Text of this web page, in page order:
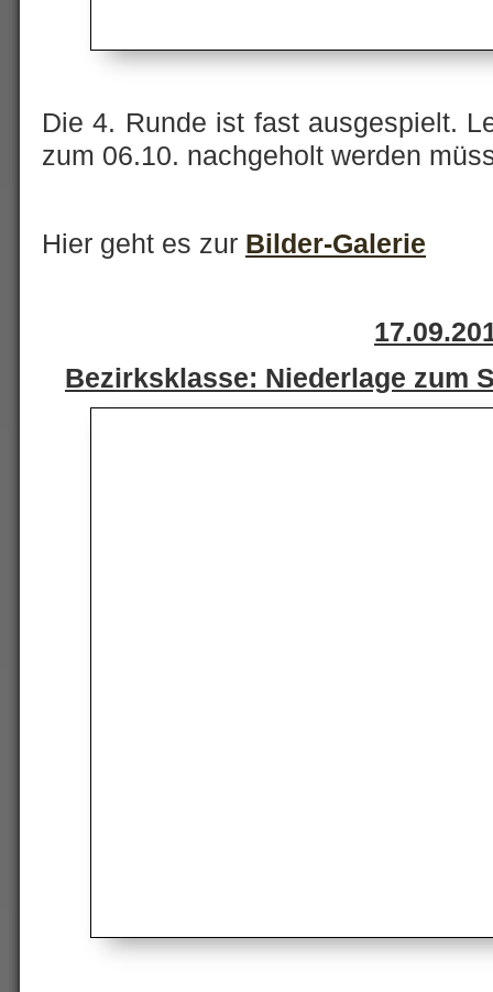
Die 4. Runde ist fast ausgespielt.
zum 06.10. nachgeholt werden
Hier geht es zur Bilder-Galerie
Bezirksklasse: Niederlage zum